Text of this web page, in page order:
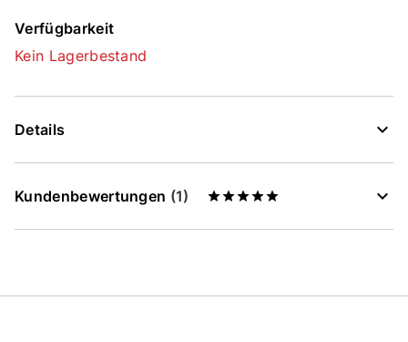
Verfügbarkeit
Kein Lagerbestand
Details
Kundenbewertungen (1)